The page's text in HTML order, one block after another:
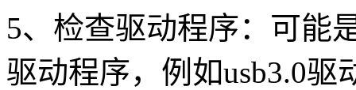
5、检查驱动程序：可能
驱动程序，例如usb3.0驱